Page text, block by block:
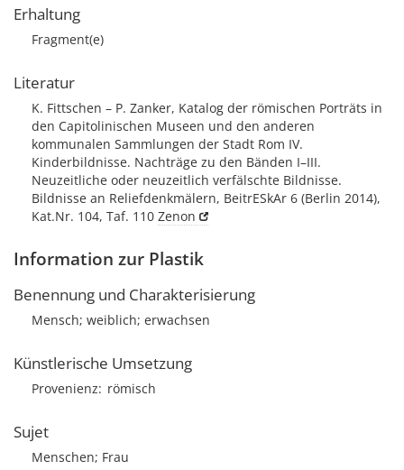
Erhaltung
Fragment(e)
Literatur
K. Fittschen – P. Zanker, Katalog der römischen Porträts in
den Capitolinischen Museen und den anderen
kommunalen Sammlungen der Stadt Rom IV.
Kinderbildnisse. Nachträge zu den Bänden I–III.
Neuzeitliche oder neuzeitlich verfälschte Bildnisse.
Bildnisse an Reliefdenkmälern, BeitrESkAr 6 (Berlin 2014),
Kat.Nr. 104, Taf. 110 Zenon
Information zur Plastik
Benennung und Charakterisierung
Mensch; weiblich; erwachsen
Künstlerische Umsetzung
Provenienz römisch
Sujet
Menschen; Frau